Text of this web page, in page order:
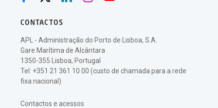
CONTACTOS
APL - Administração do Porto de Lisboa, S.A.
Gare Marítima de Alcântara
1350-355 Lisboa, Portugal
Tel: +351 21 361 10 00 (custo de chamada para a rede
fixa nacional)
Contactos e acessos